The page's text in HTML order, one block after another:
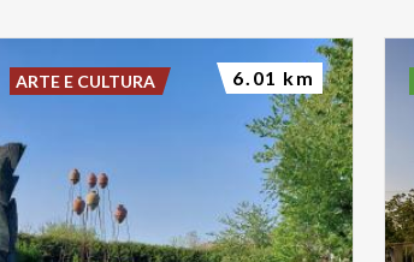
ARTE E CULTURA 6.01 km